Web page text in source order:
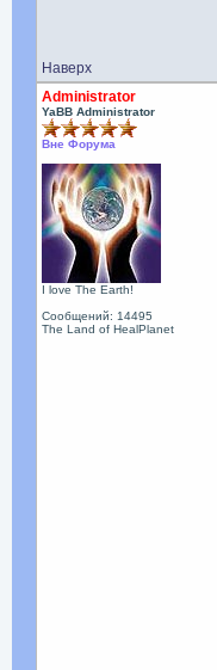
Наверх
Administrator
YaBB Administrator
Вне Форума
I love The Earth!
Сообщений: 14495
The Land of HealPlanet